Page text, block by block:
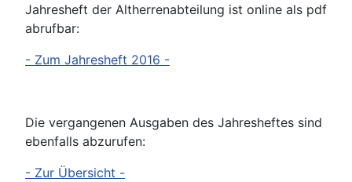
Jahresheft der Altherrenabteilung ist online als pdf
abrufbar:
- Zum Jahresheft 2016 -
Die vergangenen Ausgaben des Jahresheftes sind
ebenfalls abzurufen:
- Zur Übersicht -